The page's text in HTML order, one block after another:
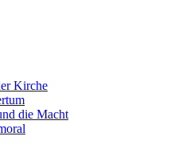
Kirche
die Macht